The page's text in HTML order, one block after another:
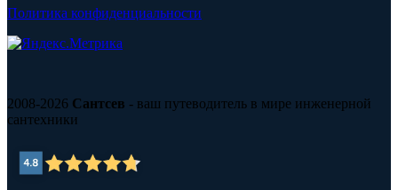
Политика конфиденциальности
2008-2026 Сантсев - ваш путеводитель в мире инженерной
сантехники